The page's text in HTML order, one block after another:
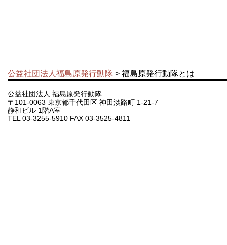
公益社団法人福島原発行動隊 > 福島原発行動隊とは
公益社団法人 福島原発行動隊
〒101-0063 東京都千代田区 神田淡路町 1-21-7
静和ビル 1階A室
TEL 03-3255-5910 FAX 03-3525-4811